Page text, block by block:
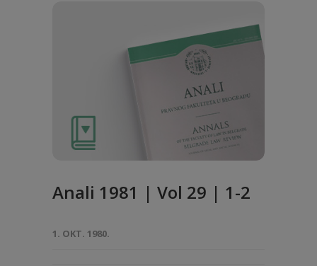
Anali 1981 | Vol 29 | 1-2
1. OKT. 1980.